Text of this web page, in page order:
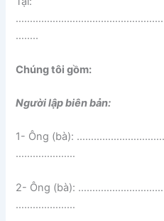
……..
Chúng tôi gồm:
Người lập biên bản:
1- Ông (bà):
…………………
2- Ông (bà):
…………………